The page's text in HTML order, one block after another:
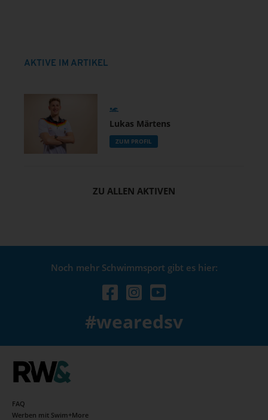
AKTIVE IM ARTIKEL
Lukas Märtens
ZUM PROFIL
ZU ALLEN AKTIVEN
Noch mehr Schwimmsport gibt es hier:
#wearedsv
FAQ
Werben mit Swim+More